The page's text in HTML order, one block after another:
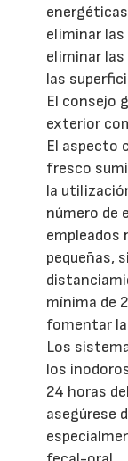
eliminar
eliminar
las
El consejo
exterior
El aspecto
fresco
la
número de
empleados
pequeñas,
mínima de
fomentar
Los
los
24 horas
asegúrese